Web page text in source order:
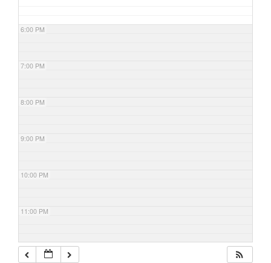
6:00 PM
7:00 PM
8:00 PM
9:00 PM
10:00 PM
11:00 PM